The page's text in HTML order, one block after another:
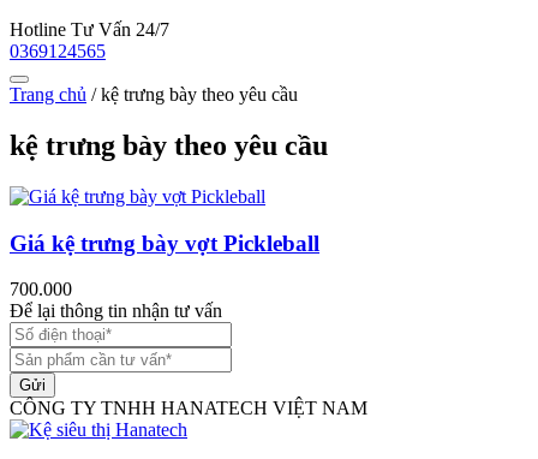
Hotline Tư Vấn 24/7
0369124565
Trang chủ /kệ trưng bày theo yêu cầu
kệ trưng bày theo yêu cầu
Giá kệ trưng bày vợt Pickleball
700.000
Để lại thông tin nhận tư vấn
Gửi
CÔNG TY TNHH HANATECH VIỆT NAM